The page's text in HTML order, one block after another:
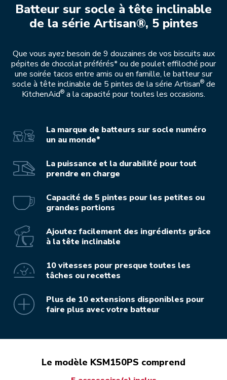
Batteur sur socle à tête inclinable
de la série Artisan®, 5 pintes
Que vous ayez besoin de 9 douzaines de vos biscuits aux
pépites de chocolat préférés* ou de poulet effiloché pour
une soirée tacos entre amis ou en famille, le batteur sur
socle à tête inclinable de 5 pintes de la série Artisan®de
KitchenAid® a la capacité pour toutes les occasions.
La marque de batteurs sur socle numéro
un au monde*
La puissance et la durabilité pour tout
prendre en charge
Capacité de 5 pintes pour les petites ou
grandes portions
Ajoutez facilement des ingrédients grâce
à la tête inclinable
10 vitesses pour presque toutes les
tâches ou recettes
Plus de 10 extensions disponibles pour
faire plus avec votre batteur
Le modèle KSM150PS comprend